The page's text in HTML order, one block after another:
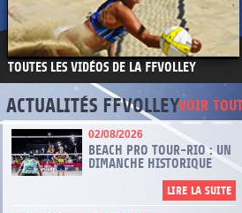
L’ÉQUIPE DE FRANCE EN
L’équipe de France féminine poursuit cette
l’EuroVolley féminin en se rendant à
matchs amicaux contre la sélection locale,
TOUTES LES VIDÉOS DE LA FFVOLLEY
ACTUALITÉS FFVOLLEY
02/08/2026
BEACH PRO TOUR-RIO : UN
DIMANCHE HISTORIQUE
LIRE LA SUITE
VOIR